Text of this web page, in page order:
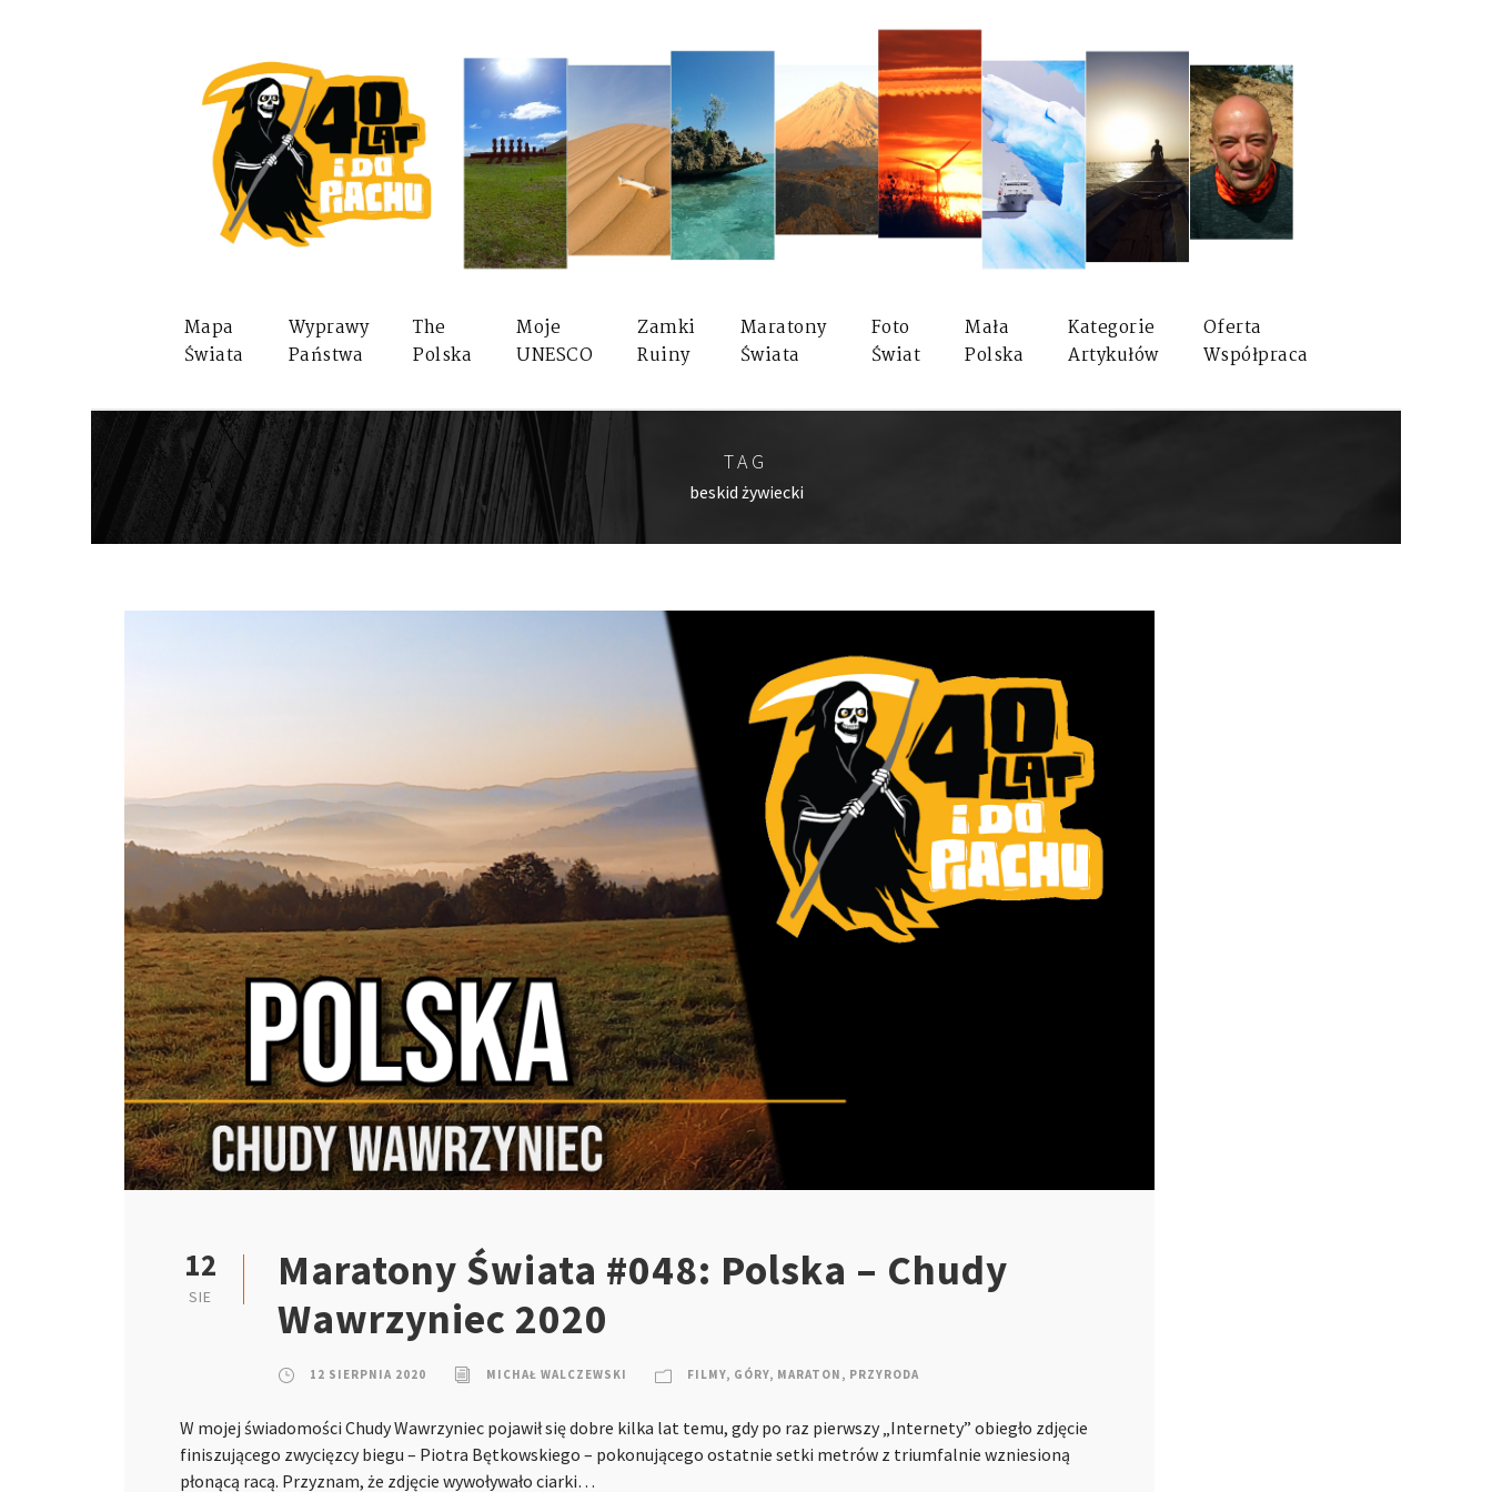
Mapa
Świata
Wyprawy
Państwa
The
Polska
Moje
UNESCO
Zamki
Ruiny
Maratony
Świata
Foto
Świat
Mała
Polska
Kategorie
Artykułów
Oferta
Współpraca
TAG
beskid żywiecki
12
SIE
Maratony Świata #048: Polska – Chudy
Wawrzyniec 2020
12 SIERPNIA 2020 MICHAŁ WALCZEWSKI FILMY, GÓRY, MARATON , PRZYRODA
W mojej świadomości Chudy Wawrzyniec pojawił się dobre kilka lat temu, gdy po raz pierwszy „Internety” obiegło zdjęcie
finiszującego zwycięzcy biegu – Piotra Bętkowskiego – pokonującego ostatnie setki metrów z triumfalnie wzniesioną
płonącą racą. Przyznam, że zdjęcie wywoływało ciarki…